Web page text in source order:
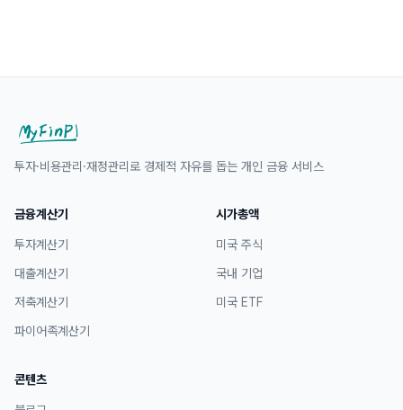
투자·비용관리·재정관리로 경제적 자유를 돕는 개인 금융 서비스
금융계산기
투자계산기
대출계산기
저축계산기
파이어족계산기
시가총액
미국 주식
국내 기업
미국 ETF
콘텐츠